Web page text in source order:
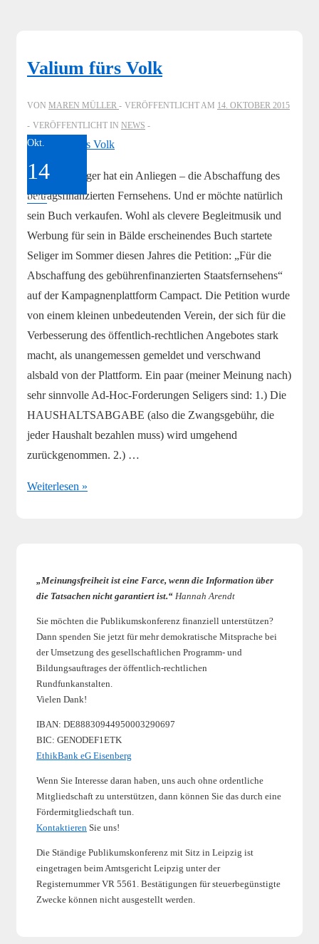
Valium fürs Volk
VON MAREN MÜLLER VERÖFFENTLICHT AM 14. OKTOBER 2015
VERÖFFENTLICHT IN NEWS
Okt.
14
2015
Berthold Seliger hat ein Anliegen – die Abschaffung des
beitragsfinanzierten Fernsehens. Und er möchte natürlich
sein Buch verkaufen. Wohl als clevere Begleitmusik und
Werbung für sein in Bälde erscheinendes Buch startete
Seliger im Sommer diesen Jahres die Petition: „Für die
Abschaffung des gebührenfinanzierten Staatsfernsehens“
auf der Kampagnenplattform Campact. Die Petition wurde
von einem kleinen unbedeutenden Verein, der sich für die
Verbesserung des öffentlich-rechtlichen Angebotes stark
macht, als unangemessen gemeldet und verschwand
alsbald von der Plattform. Ein paar (meiner Meinung nach)
sehr sinnvolle Ad-Hoc-Forderungen Seligers sind: 1.) Die
HAUSHALTSABGABE (also die Zwangsgebühr, die
jeder Haushalt bezahlen muss) wird umgehend
zurückgenommen. 2.) …
Valium
Weiterlesen »
„Meinungsfreiheit ist eine Farce, wenn die Information über
die Tatsachen nicht garantiert ist.“ Hannah Arendt
Sie möchten die Publikumskonferenz finanziell unterstützen?
Dann spenden Sie jetzt für mehr demokratische Mitsprache bei
der Umsetzung des gesellschaftlichen Programm- und
Bildungsauftrages der öffentlich-rechtlichen
Rundfunkanstalten.
Vielen Dank!
IBAN: DE88830944950003290697
BIC: GENODEF1ETK
EthikBank eG Eisenberg
Wenn Sie Interesse daran haben, uns auch ohne ordentliche
Mitgliedschaft zu unterstützen, dann können Sie das durch eine
Fördermitgliedschaft tun.
Kontaktieren Sie uns!
Die Ständige Publikumskonferenz mit Sitz in Leipzig ist
eingetragen beim Amtsgericht Leipzig unter der
Registernummer VR 5561. Bestätigungen für steuerbegünstigte
Zwecke können nicht ausgestellt werden.